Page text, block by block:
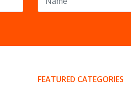
FEATURED CATEGORIES